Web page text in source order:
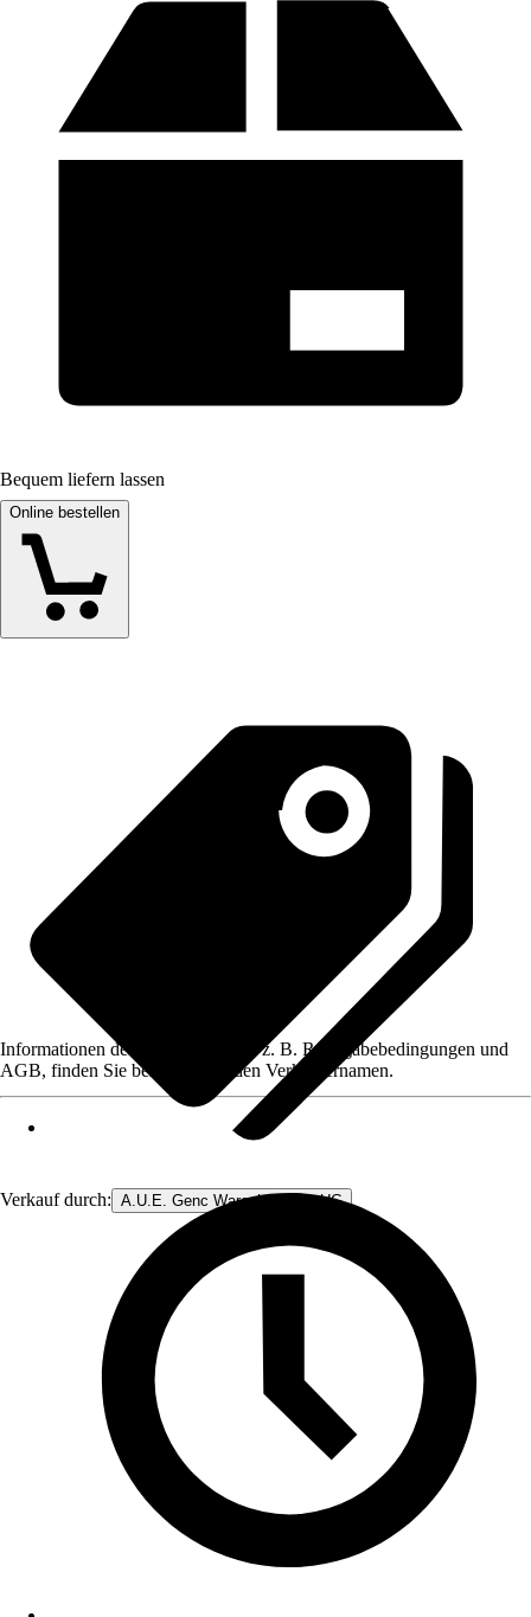
Bequem liefern lassen
Online bestellen
Verkauf durch: A.U.E. Genc Warenhandels- UG
Informationen des Verkäufers, wie z. B. Rückgabebedingungen und
AGB, finden Sie bei Klick auf den Verkäufernamen.